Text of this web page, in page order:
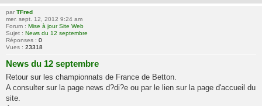
par TFred
mer. sept. 12, 2012 9:24 am
Forum : Mise à jour Site Web
Sujet : News du 12 septembre
Réponses : 0
Vues : 23318
News du 12 septembre
Retour sur les championnats de France de Betton.
A consulter sur la page news d?di?e ou par le lien sur la page d'accueil du
site.